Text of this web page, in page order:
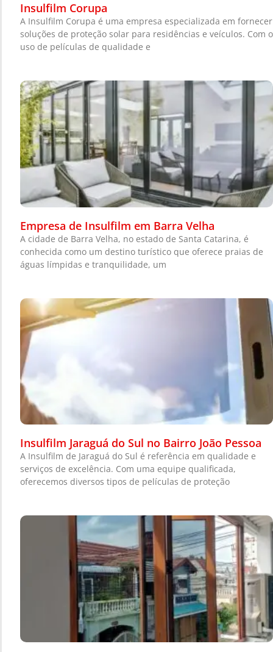
Insulfilm Corupa
A Insulfilm Corupa é uma empresa especializada em fornecer
soluções de proteção solar para residências e veículos. Com o
uso de películas de qualidade e
Empresa de Insulfilm em Barra Velha
A cidade de Barra Velha, no estado de Santa Catarina, é
conhecida como um destino turístico que oferece praias de
águas límpidas e tranquilidade, um
Insulfilm Jaraguá do Sul no Bairro João Pessoa
A Insulfilm de Jaraguá do Sul é referência em qualidade e
serviços de excelência. Com uma equipe qualificada,
oferecemos diversos tipos de películas de proteção